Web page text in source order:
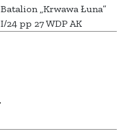
Batalion „Krwawa Łuna”
I/24 pp 27 WDP AK